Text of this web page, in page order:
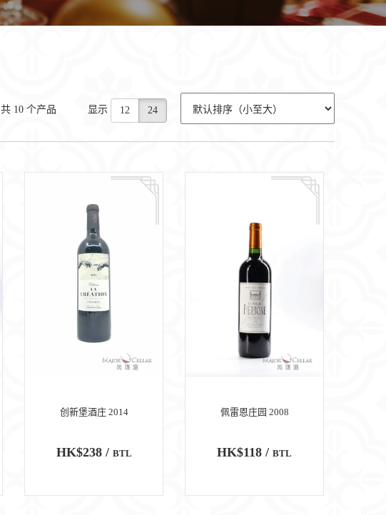
共 10 个产品 显示 12 24
创新堡酒庄 2014
HK$238 / BTL
佩雷恩庄园 2008
HK$118 / BTL